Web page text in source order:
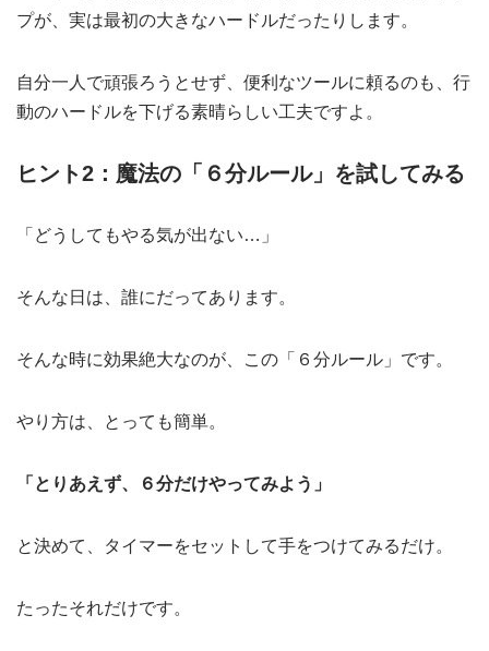
プが、実は最初の大きなハードルだったりします。
自分一人で頑張ろうとせず、便利なツールに頼るのも、行
動のハードルを下げる素晴らしい工夫ですよ。
ヒント2：魔法の「６分ルール」を試してみる
「どうしてもやる気が出ない…」
そんな日は、誰にだってあります。
そんな時に効果絶大なのが、この「６分ルール」です。
やり方は、とっても簡単。
「とりあえず、６分だけやってみよう」
と決めて、タイマーをセットして手をつけてみるだけ。
たったそれだけです。